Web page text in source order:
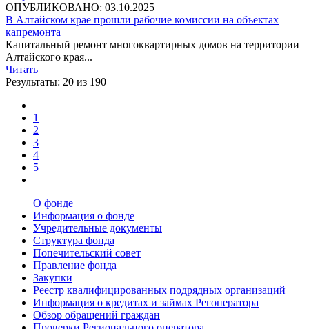
ОПУБЛИКОВАНО: 03.10.2025
В Алтайском крае прошли рабочие комиссии на объектах
капремонта
Капитальный ремонт многоквартирных домов на территории
Алтайского края...
Читать
Результаты: 20 из 190
1
2
3
4
5
О фонде
Информация о фонде
Учредительные документы
Структура фонда
Попечительский совет
Правление фонда
Закупки
Реестр квалифицированных подрядных организаций
Информация о кредитах и займах Регоператора
Обзор обращений граждан